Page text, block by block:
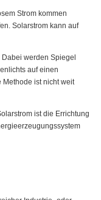
Strom kommen
Solarstrom kann auf
werden Spiegel
auf einen
ist nicht weit
ist die Errichtung